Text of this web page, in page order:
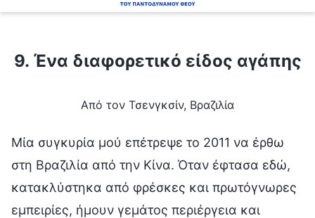
9. Ένα διαφορετικό είδος αγάπης
Από τον Τσενγκσίν, Βραζιλία
Μία συγκυρία μού επέτρεψε το 2011 να έρθω
στη Βραζιλία από την Κίνα. Όταν έφτασα εδώ,
κατακλύστηκα από φρέσκες και πρωτόγνωρες
εμπειρίες, ήμουν γεμάτος περιέργεια και